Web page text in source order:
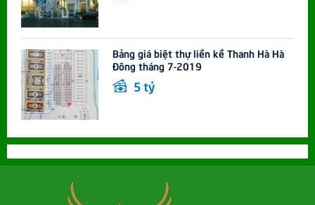
Bảng giá biệt thự liền kề Thanh Hà Hà
Đông tháng 7-2019
5 tỷ